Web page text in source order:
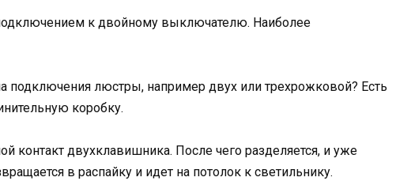
к двойному выключателю. Наиболее
подключения люстры, например двух или трехрожковой? Есть
коробку.
контакт двухклавишника. После чего разделяется, и уже
в распайку и идет на потолок к светильнику.